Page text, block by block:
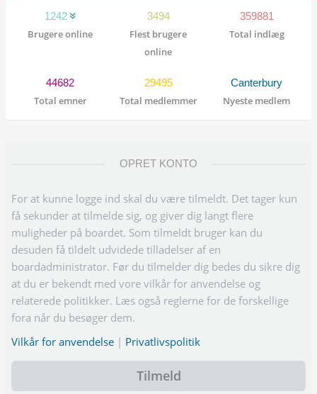
1242
Brugere online
3494
Flest brugere
online
359881
Total indlæg
44682
Total emner
29495
Total medlemmer
Canterbury
Nyeste medlem
OPRET KONTO
For at kunne logge ind skal du være tilmeldt. Det tager kun
få sekunder at tilmelde sig, og giver dig langt flere
muligheder på boardet. Som tilmeldt bruger kan du
desuden få tildelt udvidede tilladelser af en
boardadministrator. Før du tilmelder dig bedes du sikre dig
at du er bekendt med vore vilkår for anvendelse og
relaterede politikker. Læs også reglerne for de forskellige
fora når du besøger dem.
Vilkår for anvendelse | Privatlivspolitik
Tilmeld